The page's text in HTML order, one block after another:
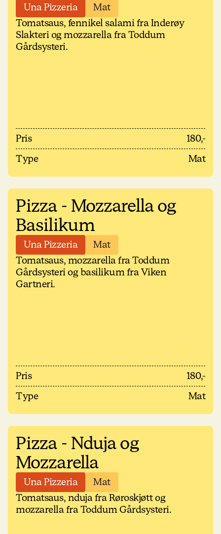
Una Pizzeria
Mat
Tomatsaus, fennikel salami fra Inderøy
Slakteri og mozzarella fra Toddum
Gårdsysteri.
Pris
180,-
Type
Mat
Pizza - Mozzarella og
Basilikum
Una Pizzeria
Mat
Tomatsaus, mozzarella fra Toddum
Gårdsysteri og basilikum fra Viken
Gartneri.
Pris
180,-
Type
Mat
Pizza - Nduja og
Mozzarella
Una Pizzeria
Mat
Tomatsaus, nduja fra Røroskjøtt og
mozzarella fra Toddum Gårdsysteri.